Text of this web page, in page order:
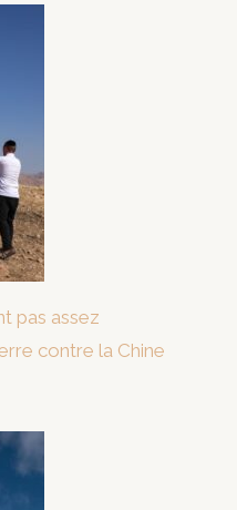
pas assez
contre la Chine